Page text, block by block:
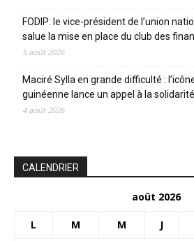
FODIP: le vice-président de l’union
salue la mise en place du club des
5 août 2026
Maciré Sylla en grande difficulté :
guinéenne lance un appel à la solidarité
4 août 2026
CALENDRIER
août 2026
L M M J